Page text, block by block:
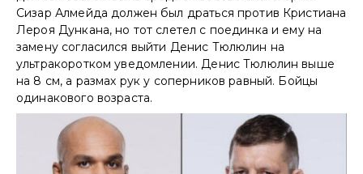
Сизар Алмейда должен был драться против Кристиана
Лероя Дункана, но тот слетел с поединка и ему на
замену согласился выйти Денис Тюлюлин на
ультракоротком уведомлении. Денис Тюлюлин выше
на 8 см, а размах рук у соперников равный. Бойцы
одинакового возраста.